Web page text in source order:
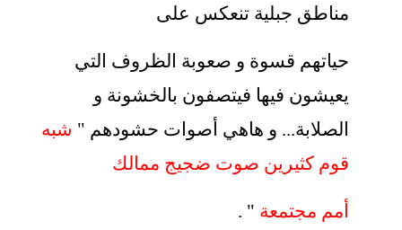
مناطق جبلية تنعكس على
حياتهم قسوة و صعوبة الظروف التي
يعيشون فيها فيتصفون بالخشونة و
الصلابة... و هاهي أصوات حشودهم " شبه
قوم كثيرين صوت ضجيج ممالك
أمم مجتمعة " .